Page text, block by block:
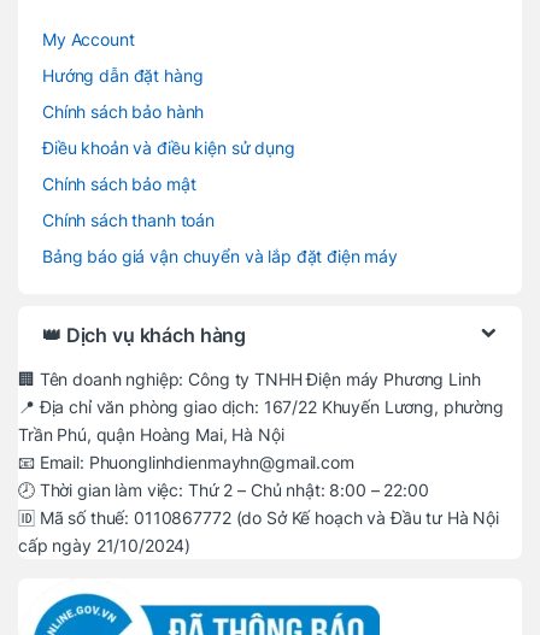
My Account
Hướng dẫn đặt hàng
Chính sách bảo hành
Điều khoản và điều kiện sử dụng
Chính sách bảo mật
Chính sách thanh toán
Bảng báo giá vận chuyển và lắp đặt điện máy
👑 Dịch vụ khách hàng
🏢 Tên doanh nghiệp: Công ty TNHH Điện máy Phương Linh
📍 Địa chỉ văn phòng giao dịch: 167/22 Khuyến Lương, phường
Trần Phú, quận Hoàng Mai, Hà Nội
📧 Email: Phuonglinhdienmayhn@gmail.com
🕗 Thời gian làm việc: Thứ 2 – Chủ nhật: 8:00 – 22:00
🆔 Mã số thuế: 0110867772 (do Sở Kế hoạch và Đầu tư Hà Nội
cấp ngày 21/10/2024)